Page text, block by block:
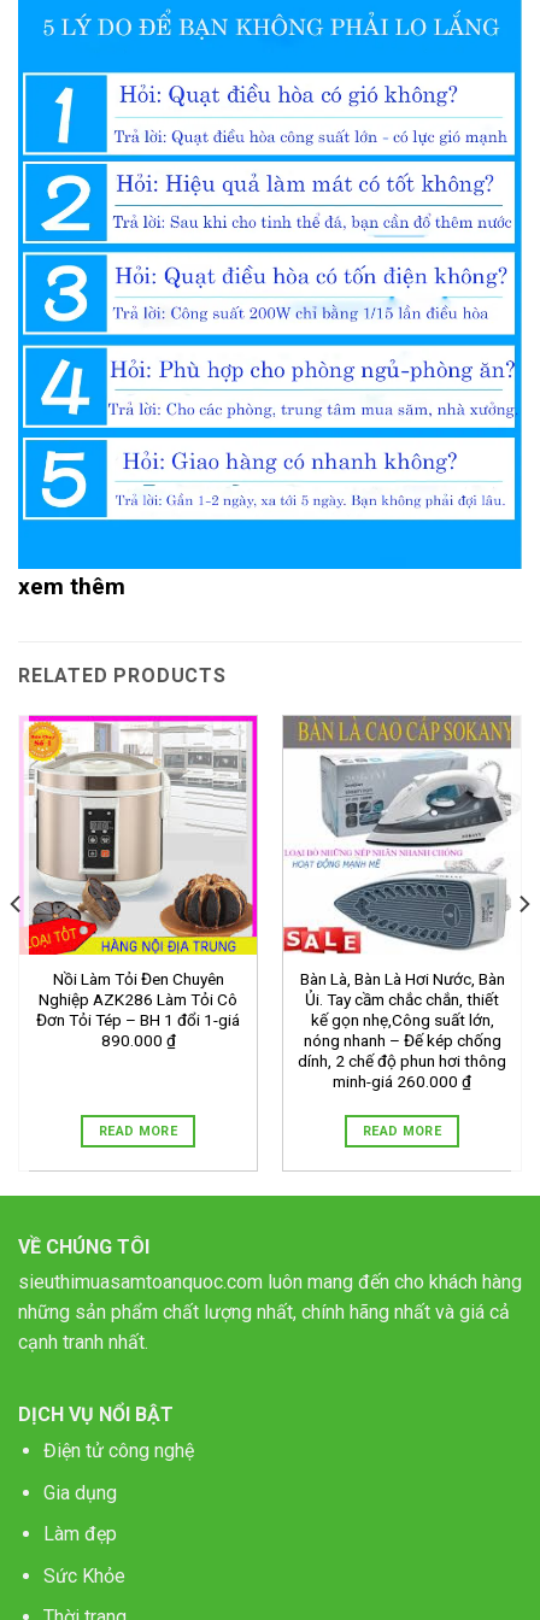
xem thêm
RELATED PRODUCTS
Nồi Làm Tỏi Đen Chuyên
Nghiệp AZK286 Làm Tỏi Cô
Đơn Tỏi Tép – BH 1 đổi 1-giá
890.000 ₫
READ MORE
Bàn Là, Bàn Là Hơi Nước, Bàn
Ủi. Tay cầm chắc chắn, thiết
kế gọn nhẹ,Công suất lớn,
nóng nhanh – Đế kép chống
dính, 2 chế độ phun hơi thông
minh-giá 260.000 ₫
READ MORE
VỀ CHÚNG TÔI
sieuthimuasamtoanquoc.com luôn mang đến cho khách hàng
những sản phẩm chất lượng nhất, chính hãng nhất và giá cả
cạnh tranh nhất.
DỊCH VỤ NỔI BẬT
Điện tử công nghệ
Gia dụng
Làm đẹp
Sức Khỏe